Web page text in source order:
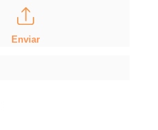
Enviar